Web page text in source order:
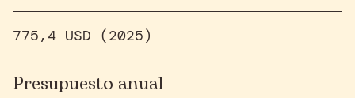
775,4 USD (2025)
Presupuesto anual